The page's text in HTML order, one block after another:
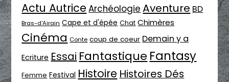
Actu Autrice Archéologie Aventure BD
Bras-d'Airain Cape et d'épée Chat Chimères
Cinéma Conte coup de coeur Demain y a
Ecriture Essai Fantastique Fantasy
Femme Festival Histoire Histoires Dés